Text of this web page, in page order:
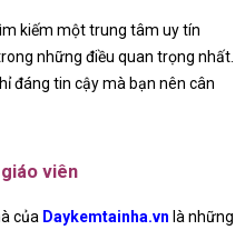
kiếm một trung tâm uy tín
những điều quan trọng nhất.
đáng tin cậy mà bạn nên cân
viên
của Daykemtainha.vn là những